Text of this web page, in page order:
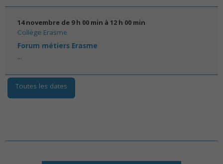
14 novembre de 9 h 00 min à 12 h 00 min
Collège Erasme
Forum métiers Erasme
...
Toutes les dates